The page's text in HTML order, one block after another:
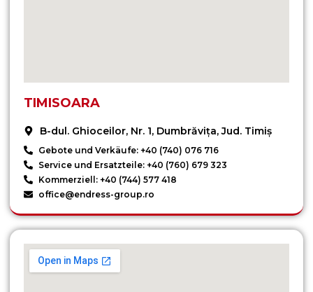
TIMISOARA
B-dul. Ghioceilor, Nr. 1, Dumbrăvița, Jud. Timiș
Gebote und Verkäufe: +40 (740) 076 716
Service und Ersatzteile: +40 (760) 679 323
Kommerziell: +40 (744) 577 418
office@endress-group.ro